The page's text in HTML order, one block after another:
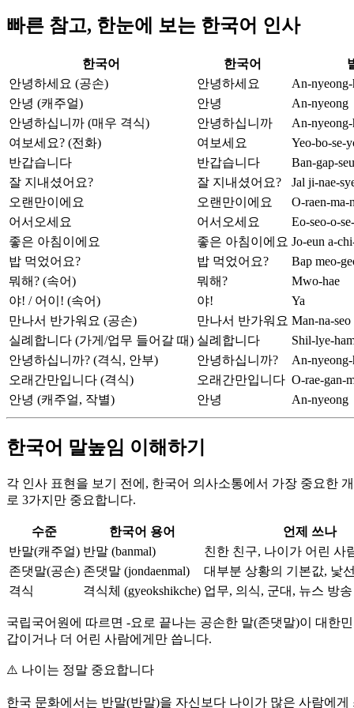
빠른 참고, 한눈에 보는 한국어 인사
한국어 한국어
안녕하세요 (공손)
안녕하세요
An-nyeong-
안녕 (캐주얼)
안녕
An-nyeong
안녕하십니까 (매우 격식)
안녕하십니까
An-
여보세요? (전화)
여보세요
Yeo-bo-se-
반갑습니다
반갑습니다
Ban-gap-
잘 지내셨어요?
잘 지내셨어요?
Jal ji-nae-
오랜만이에요
오랜만이에요
O-raen-ma-
어서오세요
어서오세요
Eo-seo-o-
좋은 아침이에요
좋은 아침이에요 Jo-eun a-
밥 먹었어요?
밥 먹었어요?
Bap meo-
뭐해? (속어)
뭐해?
Mwo-hae
야! / 어이! (속어)
야!
Ya
만나서 반가워요 (공손)
만나서 반가워요 Man-na-
실례합니다 (가게/업무 들어갈 때) 실례합니다
Shil-lye-
안녕하십니까? (격식, 안부)
안녕하십니까?
An-
오래간만입니다 (격식)
오래간만입니다 O-rae-gan-
안녕 (캐주얼, 작별)
안녕 An-nyeong
한국어 말높임 이해하기
각 인사 표현을 보기 전에, 한국어 의사소통에서 가장 중요한
로 3가지만 중요합니다.
수준 한국어 용어
언제 쓰나
반말(캐주얼) 반말 (banmal)
친한 친구, 나이가 어린 사
존댓말(공손) 존댓말 (jondaenmal)
대부분 상황의 기본값, 낯
격식
격식체 (gyeokshikche) 업무, 의식, 군대, 뉴스 방송
국립국어원에 따르면 -요로 끝나는 공손한 말(존댓말)이 대한
갑이거나 더 어린 사람에게만 씁니다.
⚠️ 나이는 정말 중요합니다
한국 문화에서는 반말(반말)을 자신보다 나이가 많은 사람에